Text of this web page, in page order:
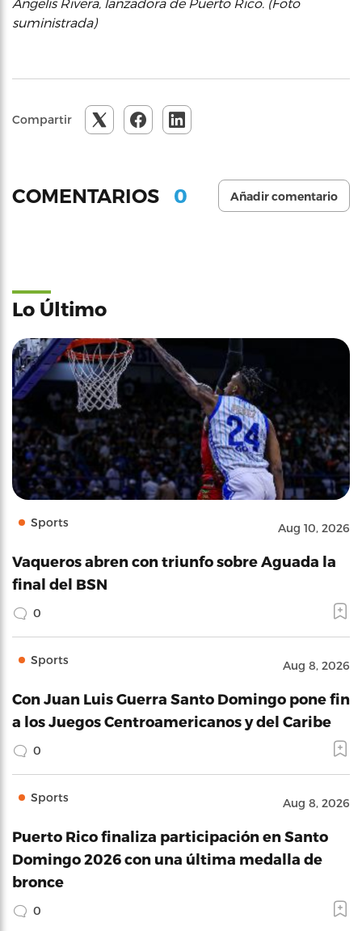
suministrada)
Compartir
COMENTARIOS 0 Añadir comentario
Lo Último
Sports Aug 10, 2026
Vaqueros abren con triunfo sobre Aguada la
final del BSN
0
Sports Aug 8, 2026
Con Juan Luis Guerra Santo Domingo pone fin
a los Juegos Centroamericanos y del Caribe
0
Sports Aug 8, 2026
Puerto Rico finaliza participación en Santo
Domingo 2026 con una última medalla de
bronce
0